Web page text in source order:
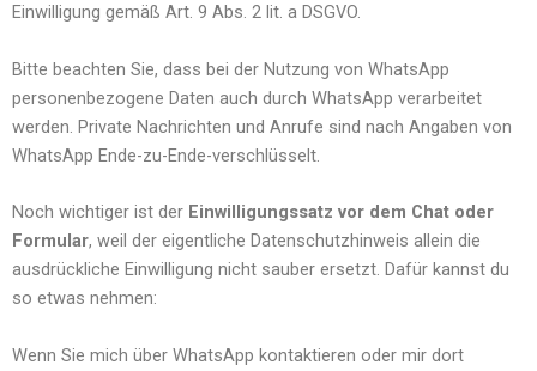
Einwilligung gemäß Art. 9 Abs. 2 lit. a DSGVO.
Bitte beachten Sie, dass bei der Nutzung von WhatsApp
personenbezogene Daten auch durch WhatsApp verarbeitet
werden. Private Nachrichten und Anrufe sind nach Angaben von
WhatsApp Ende-zu-Ende-verschlüsselt.
Noch wichtiger ist der Einwilligungssatz vor dem Chat oder
Formular, weil der eigentliche Datenschutzhinweis allein die
ausdrückliche Einwilligung nicht sauber ersetzt. Dafür kannst du
so etwas nehmen:
Wenn Sie mich über WhatsApp kontaktieren oder mir dort